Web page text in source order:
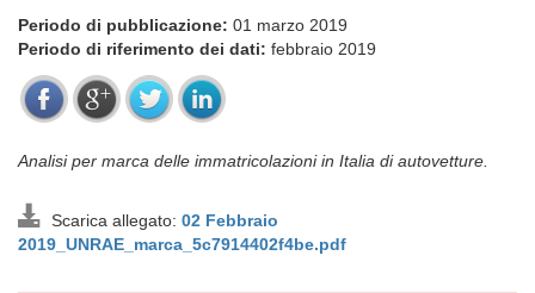
Periodo di pubblicazione: 01 marzo 2019
Periodo di riferimento dei dati: febbraio 2019
Analisi per marca delle immatricolazioni in Italia di autovetture.
Scarica allegato: 02 Febbraio
2019_UNRAE_marca_5c7914402f4be.pdf